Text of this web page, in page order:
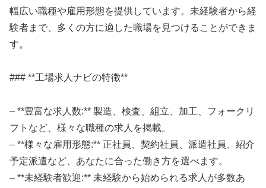
幅広い職種や雇用形態を提供しています。未経験者から経
験者まで、多くの方に適した職場を見つけることができま
す。
### **工場求人ナビの特徴**
– **豊富な求人数:** 製造、検査、組立、加工、フォークリ
フトなど、様々な職種の求人を掲載。
– **様々な雇用形態:** 正社員、契約社員、派遣社員、紹介
予定派遣など、あなたに合った働き方を選べます。
– **未経験者歓迎:** 未経験から始められる求人が多数あ